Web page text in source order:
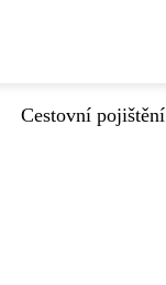
Cestovní pojištění